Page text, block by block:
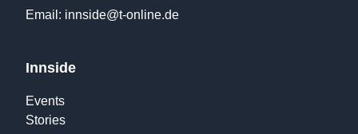
Email: innside@t-online.de
Innside
Events
Stories